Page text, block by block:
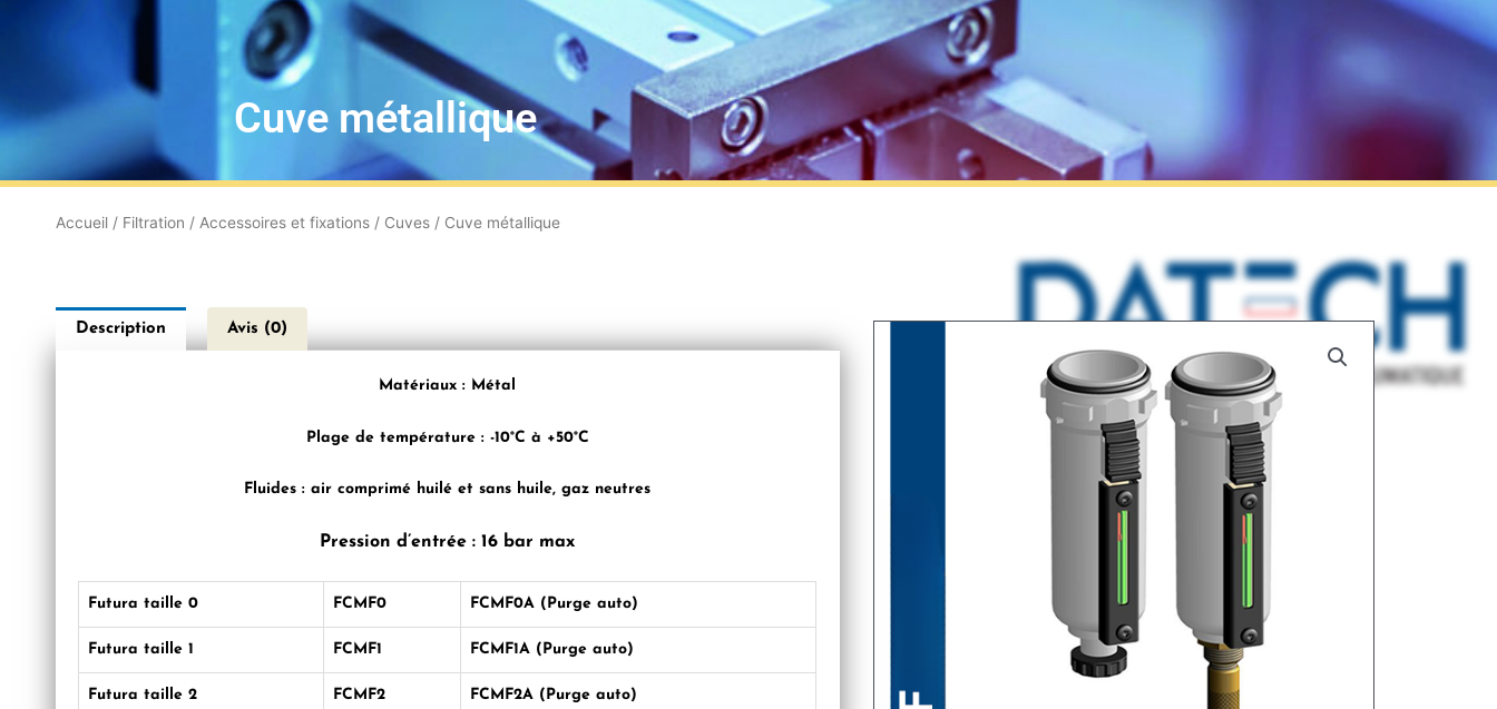
Cuve métallique
Accueil / Filtration / Accessoires et fixations / Cuves / Cuve métallique
Description Avis (0)
Matériaux : Métal
Plage de température : -10°C à +50°C
Fluides :air comprimé huilé et sans huile, gaz neutres
Pression d’entrée :16 bar max
Futura taille 0 FCMF0 FCMF0A (Purge auto)
Futura taille 1 FCMF1 FCMF1A (Purge auto)
Futura taille 2 FCMF2 FCMF2A (Purge auto)